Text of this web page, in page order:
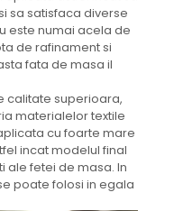
sa satisfaca diverse
este numai acela de
de rafinament si
fata de masa il
calitate superioara,
materialelor textile
cu foarte mare
incat modelul final
ale fetei de masa. In
poate folosi in egala